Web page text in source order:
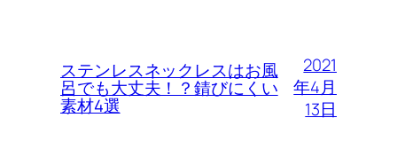
ステンレスネックレスはお風
呂でも大丈夫！？錆びにくい
素材4選
2021
年4月
13日